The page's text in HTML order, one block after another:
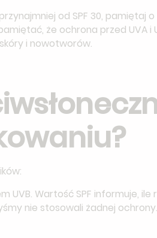
od SPF 30, pamiętaj
że ochrona przed UVA i
i nowotworów.
Wartość SPF informuje, ile
nie stosowali żadnej